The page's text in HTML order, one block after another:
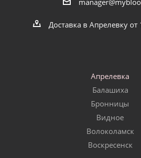
Доставка в Апрелевку
Апрелевка
Балашиха
Бронницы
Видное
Волоколамск
Воскресенск